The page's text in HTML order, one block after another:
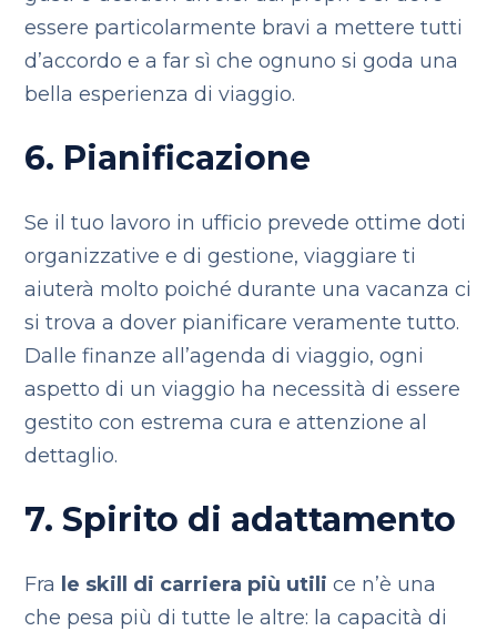
essere particolarmente bravi a mettere tutti
d’accordo e a far sì che ognuno si goda una
bella esperienza di viaggio.
6. Pianificazione
Se il tuo lavoro in ufficio prevede ottime doti
organizzative e di gestione, viaggiare ti
aiuterà molto poiché durante una vacanza ci
si trova a dover pianificare veramente tutto.
Dalle finanze all’agenda di viaggio, ogni
aspetto di un viaggio ha necessità di essere
gestito con estrema cura e attenzione al
dettaglio.
7. Spirito di adattamento
Fra le skill di carriera più utili ce n’è una
che pesa più di tutte le altre: la capacità di